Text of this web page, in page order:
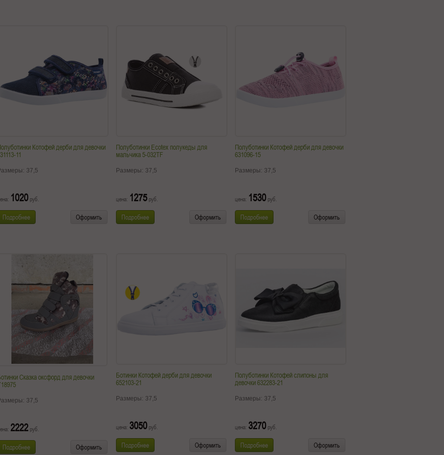
Котофей дерби для девочки
11
37,5
1020 руб.
Подробнее Оформить
Полуботинки Ecotex полукеды для
мальчика 5-032TF
Размеры: 37,5
цена: 1275 руб.
Подробнее Оформить
Полуботинки Котофей дерби для девочки
631096-15
Размеры: 37,5
цена: 1530 руб.
Подробнее Оформить
Сказка оксфорд для девочки
37,5
2222 руб.
Подробнее Оформить
Ботинки Котофей дерби для девочки
652103-21
Размеры: 37,5
цена: 3050 руб.
Подробнее Оформить
Полуботинки Котофей слипоны для
девочки 632283-21
Размеры: 37,5
цена: 3270 руб.
Подробнее Оформить